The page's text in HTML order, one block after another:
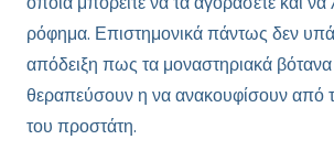
ρόφημα. Επιστημονικά πάντως δεν
απόδειξη πως τα μοναστηριακά
θεραπεύσουν η να ανακουφίσουν από
του προστάτη.